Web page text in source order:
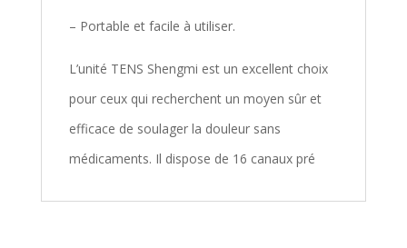
– Portable et facile à utiliser.
L’unité TENS Shengmi est un excellent choix
pour ceux qui recherchent un moyen sûr et
efficace de soulager la douleur sans
médicaments. Il dispose de 16 canaux pré